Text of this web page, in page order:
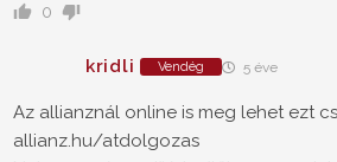
0
kridli Vendég 5 éve
Az allianznál online is meg lehet ezt
allianz.hu/atdolgozas